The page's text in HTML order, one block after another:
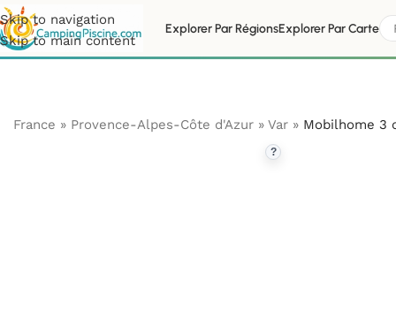
Skip to navigation
Skip to main content
Explorer Par RégionsExplorer Par Carte
France » Provence-Alpes-Côte d'Azur » Var » Mobilhome 3
?